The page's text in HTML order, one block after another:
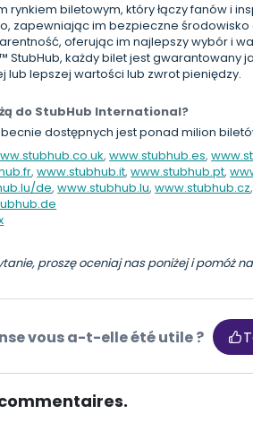
rynkiem biletowym, który łączy fanów i
zapewniając im bezpieczne
oferując im najlepszy wybór i
StubHub, każdy bilet jest gwarantowany
lub lepszej wartości lub zwrot pieniędzy.
do StubHub International?
dostępnych jest ponad milion
,www.stubhub.es,
,www.stubhub.it,www.stubhub.pt,
de,www.stubhub.lu,www.stubhub.cz
proszę oceniaj nas poniżej i pomóż
vous a-t-elle été utile ?